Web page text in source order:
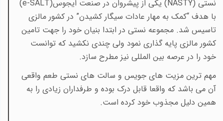
نستی(NASTY) یکی از پیشروان در صنعت ایجوس(e-SALT)
با هدف “کمک به مهار عادات سیگار کشیدن” در کشور مالزی
تاسیس شد. مجموعه نستی در ابتدا بنیان خود را جهت تامین
کشور مالزی پایه گذاری نمود ولی چندی نکشید که توانست
خود را در عرصه بین المللی نیز مطرح سازد.
مهم ترین مزیت های جویس و سالت های نستی طعم واقعی
آن می باشد که واقعا قابل درک بوده و طرفداران زیادی را به
همین دلیل مجذوب خود کرده است.